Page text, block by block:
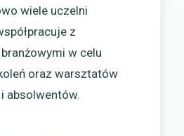
wiele uczelni
z
w celu
oraz warsztatów
absolwentów.